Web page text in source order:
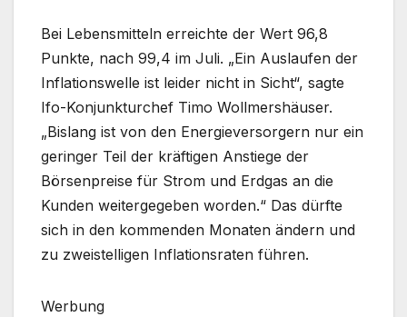
Bei Lebensmitteln erreichte der Wert 96,8
Punkte, nach 99,4 im Juli. „Ein Auslaufen der
Inflationswelle ist leider nicht in Sicht“, sagte
Ifo-Konjunkturchef Timo Wollmershäuser.
„Bislang ist von den Energieversorgern nur ein
geringer Teil der kräftigen Anstiege der
Börsenpreise für Strom und Erdgas an die
Kunden weitergegeben worden.“ Das dürfte
sich in den kommenden Monaten ändern und
zu zweistelligen Inflationsraten führen.
Werbung